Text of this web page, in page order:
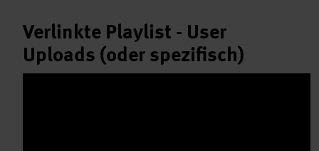
Verlinkte Playlist - User
Uploads (oder spezifisch)